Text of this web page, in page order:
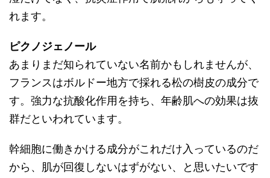
れます。
ピクノジェノール
あまりまだ知られていない名前かもしれませんが、
フランスはボルドー地方で採れる松の樹皮の成分で
す。強力な抗酸化作用を持ち、年齢肌への効果は抜
群だといわれています。
幹細胞に働きかける成分がこれだけ入っているのだ
から、肌が回復しないはずがない、と思いたいです